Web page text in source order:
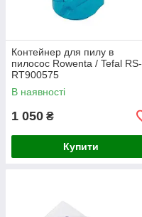
Контейнер для пилу в
пилосос Rowenta / Tefal RS-
RT900575
В наявності
1 050 ₴
Купити